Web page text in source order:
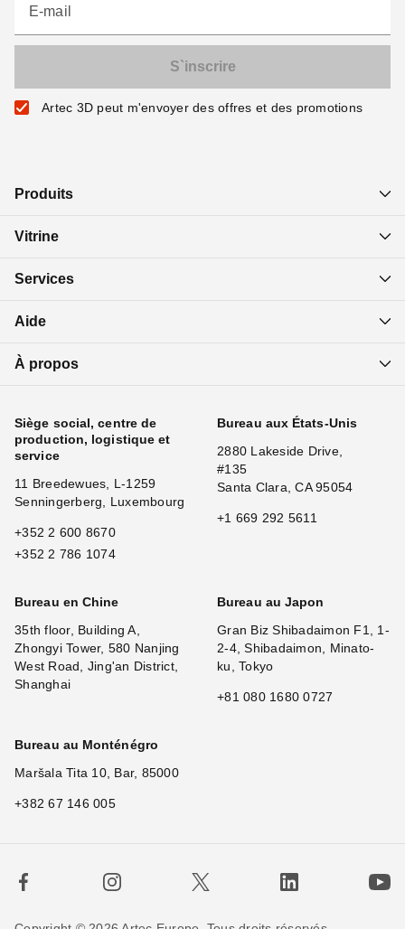
E-mail
Artec 3D peut m'envoyer des offres et des promotions
Produits
Vitrine
Services
Aide
À propos
Siège social, centre de
production, logistique et
service
11 Breedewues, L-1259
Senningerberg, Luxembourg
+352 2 600 8670
+352 2 786 1074
Bureau aux États-Unis
2880 Lakeside Drive,
#135
Santa Clara, CA 95054
+1 669 292 5611
Bureau en Chine
35th floor, Building A,
Zhongyi Tower, 580 Nanjing
West Road, Jing'an District,
Shanghai
Bureau au Japon
Gran Biz Shibadaimon F1, 1-
2-4, Shibadaimon, Minato-
ku, Tokyo
+81 080 1680 0727
Bureau au Monténégro
Maršala Tita 10, Bar, 85000
+382 67 146 005